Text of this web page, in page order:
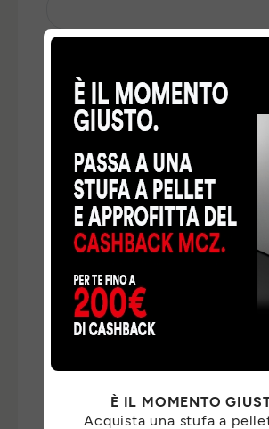
TELEFONO*
NAZIONE*
INDICA QUI DI CHE COSA HAI
È IL MOMENTO
Acquista una stufa a